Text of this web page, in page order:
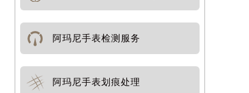
阿玛尼手表检测服务
阿玛尼手表划痕处理